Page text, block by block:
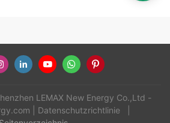
LEMAX New Energy Co.,Ltd -
Datenschutzrichtlinie